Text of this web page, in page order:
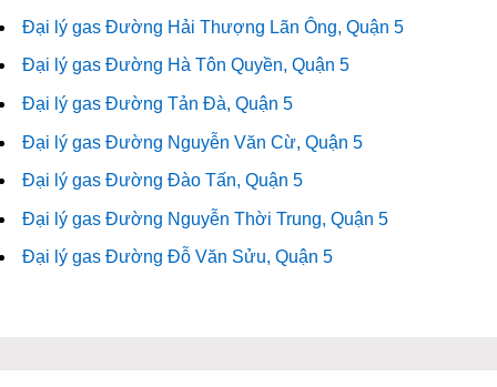
Đại lý gas Đường Hải Thượng Lãn Ông, Quận 5
Đại lý gas Đường Hà Tôn Quyền, Quận 5
Đại lý gas Đường Tản Đà, Quận 5
Đại lý gas Đường Nguyễn Văn Cừ, Quận 5
Đại lý gas Đường Đào Tấn, Quận 5
Đại lý gas Đường Nguyễn Thời Trung, Quận 5
Đại lý gas Đường Đỗ Văn Sửu, Quận 5